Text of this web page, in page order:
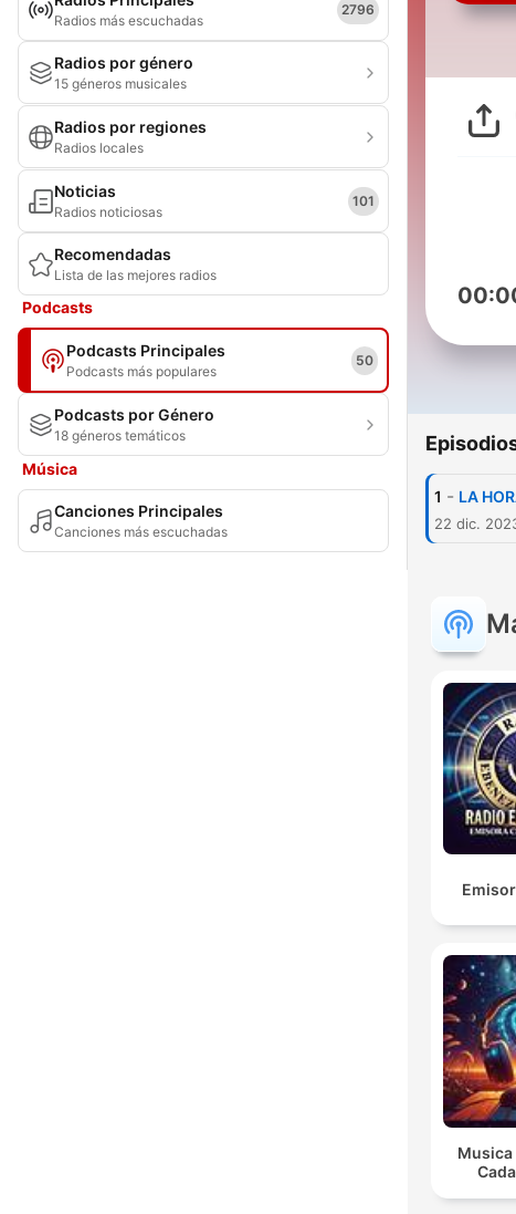
Radios más escuchadas
2796
Radios por género
15 géneros musicales
Radios por regiones
Radios locales
Noticias
Radios noticiosas
101
Recomendadas
Lista de las mejores radios
Podcasts
Podcasts Principales
Podcasts más populares
50
Podcasts por Género
18 géneros temáticos
Música
Canciones Principales
Canciones más escuchadas
1 - LA
22 dic.
Musica